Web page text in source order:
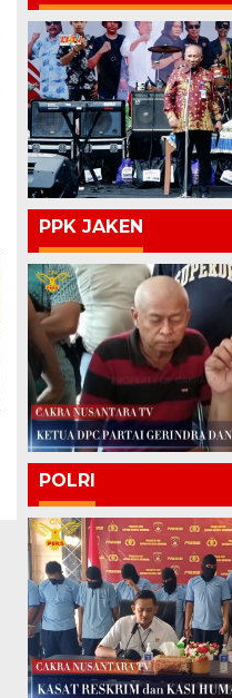
PPK JAKEN
POLRI